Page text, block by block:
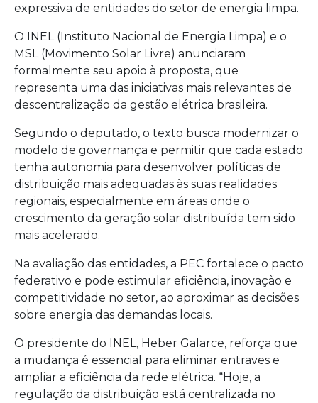
expressiva de entidades do setor de energia limpa.
O INEL (Instituto Nacional de Energia Limpa) e o
MSL (Movimento Solar Livre) anunciaram
formalmente seu apoio à proposta, que
representa uma das iniciativas mais relevantes de
descentralização da gestão elétrica brasileira.
Segundo o deputado, o texto busca modernizar o
modelo de governança e permitir que cada estado
tenha autonomia para desenvolver políticas de
distribuição mais adequadas às suas realidades
regionais, especialmente em áreas onde o
crescimento da geração solar distribuída tem sido
mais acelerado.
Na avaliação das entidades, a PEC fortalece o pacto
federativo e pode estimular eficiência, inovação e
competitividade no setor, ao aproximar as decisões
sobre energia das demandas locais.
O presidente do INEL, Heber Galarce, reforça que
a mudança é essencial para eliminar entraves e
ampliar a eficiência da rede elétrica. “Hoje, a
regulação da distribuição está centralizada no